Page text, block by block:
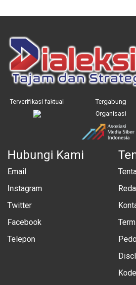
Terverifikasi faktual
Tergabung
Organisasi
Hubungi Kami
Email
Instagram
Twitter
Facebook
Telepon